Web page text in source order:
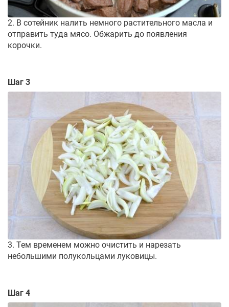
2. В сотейник налить немного растительного масла и
отправить туда мясо. Обжарить до появления
корочки.
Шаг 3
3. Тем временем можно очистить и нарезать
небольшими полукольцами луковицы.
Шаг 4